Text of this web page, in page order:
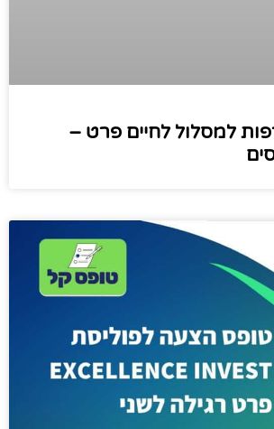
למסלול לחיים פרט –